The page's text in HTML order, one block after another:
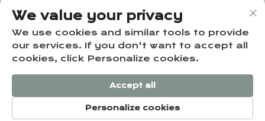
+86-18102719517
Hak Cipta © Guangzhou Yuze Integrated
Housing Co., Ltd. -Kebijakan Privasi
We value your privacy
We use cookies and similar tools to provide
our services. If you don't want to accept all
cookies, click Personalize cookies.
Personalize cookies
Accept all